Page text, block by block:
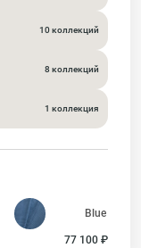
10 коллекций
8 коллекций
1 коллекция
77 100 ₽